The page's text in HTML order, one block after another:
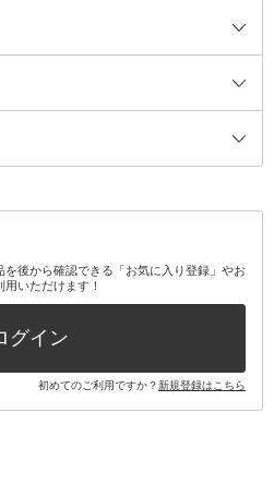
後から確認できる「お気に入り登録」やお
いただけます！
グイン
初めてのご利用ですか？新規登録はこちら